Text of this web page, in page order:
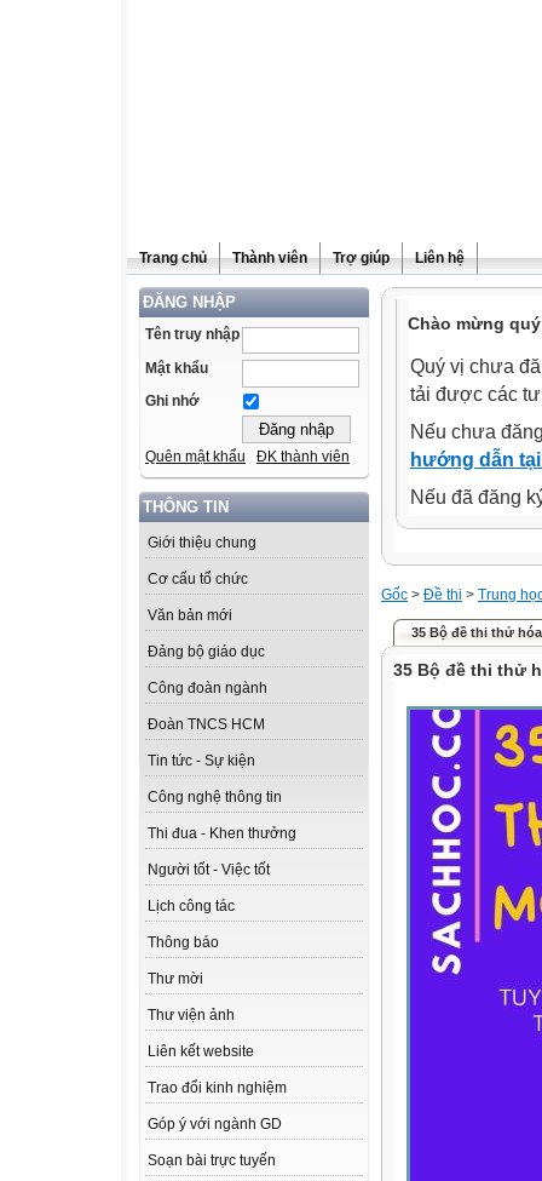
Trang chủ Thành viên Trợ giúp Liên hệ
ĐĂNG NHẬP
Tên truy nhập
Mật khẩu
Ghi nhớ
Quên mật khẩu ĐK thành viên
THÔNG TIN
Giới thiệu chung
Cơ cấu tổ chức
Văn bản mới
Đảng bộ giáo dục
Công đoàn ngành
Đoàn TNCS HCM
Tin tức - Sự kiện
Công nghệ thông tin
Thi đua - Khen thưởng
Người tốt - Việc tốt
Lịch công tác
Thông báo
Thư mời
Thư viện ảnh
Liên kết website
Trao đổi kinh nghiệm
Góp ý với ngành GD
Soạn bài trực tuyến
Chào mừng
Quý vị chưa
tải được các
Nếu chưa
hướng dẫn
Nếu đã đăng
Gốc > Đề thi > Trung
35 Bộ đề thi thử
35 Bộ đề thi thử